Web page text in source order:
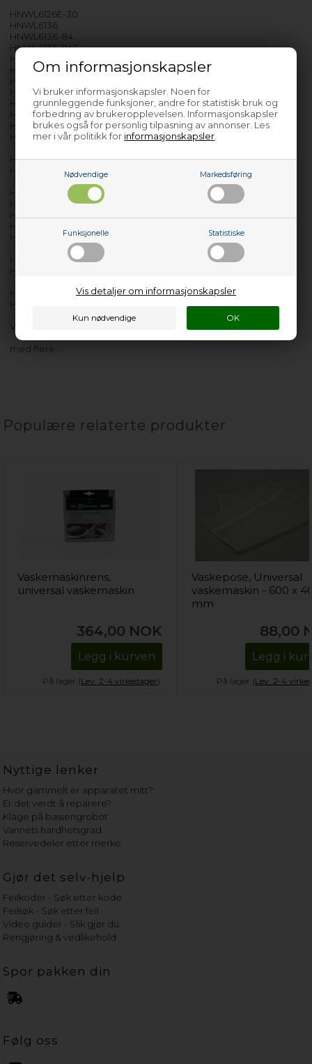
Om informasjonskapsler
Vi bruker informasjonskapsler. Noen for
grunnleggende funksjoner, andre for statistisk bruk og
forbedring av brukeropplevelsen. Informasjonskapsler
brukes også for personlig tilpasning av annonser. Les
mer i vår politikk for informasjonskapsler
Nødvendige Markedsføring
Funksjonelle Statistiske
Vis detaljer om informasjonskapsler
HNWL6126E-30
HNWL6136
HNWL6136-84
HNWL6136-84S
HNWL6136S-80
HNWL6146
HNWL6166
HNWL7136
HNWL7136-80
HNWL7136S
HNWL7146-80
HNWL7166
HNWS6125
HNWS6125-03
HPWD136-80
HPWD166-80
HSWD126-80
HSWD146
HSWD166
HW355-47
HW556-47
HWD120-80
HWD130J-80
VHW644D
med flere…
Populære relaterte produkter
Vaskemaskinrens,
universal vaskemaskin
364,00 NOK
Legg i kurven
På lager (Lev. 2-4 virkedager).
Vaskepose, Universal
vaskemaskin - 600 x
mm
88,00
Legg i
På lager (Lev. 2-4
Nyttige lenker
Hvor gammelt er apparatet mitt?
Er det verdt å reparere?
Klage på bassengrobot
Vannets hardhetsgrad
Reservedeler etter merke
Gjør det selv-hjelp
Feilkoder - Søk etter kode
Feilsøk - Søk etter feil
Video guider - Slik gjør du
Rengjøring & vedlikehold
Spor pakken din
Følg oss